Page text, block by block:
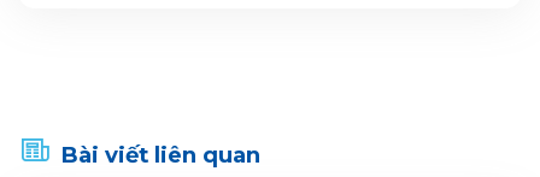
Bài viết liên quan